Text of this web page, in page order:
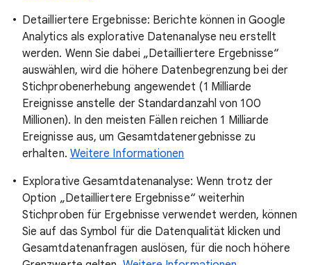
Detailliertere Ergebnisse: Berichte können in Google
Analytics als explorative Datenanalyse neu erstellt
werden. Wenn Sie dabei „Detailliertere Ergebnisse“
auswählen, wird die höhere Datenbegrenzung bei der
Stichprobenerhebung angewendet (1 Milliarde
Ereignisse anstelle der Standardanzahl von 100
Millionen). In den meisten Fällen reichen 1 Milliarde
Ereignisse aus, um Gesamtdatenergebnisse zu
erhalten. Weitere Informationen
Explorative Gesamtdatenanalyse: Wenn trotz der
Option „Detailliertere Ergebnisse“ weiterhin
Stichproben für Ergebnisse verwendet werden, können
Sie auf das Symbol für die Datenqualität klicken und
Gesamtdatenanfragen auslösen, für die noch höhere